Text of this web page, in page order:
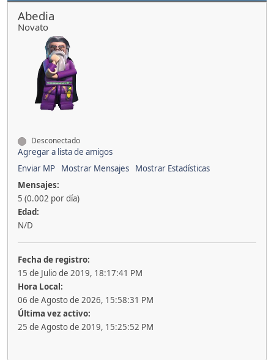
Abedia
Novato
Desconectado
Agregar a lista de amigos
Enviar MP
Mostrar Mensajes
Mostrar Estadísticas
Mensajes:
5 (0.002 por día)
Edad:
N/D
Fecha de registro:
15 de Julio de 2019, 18:17:41 PM
Hora Local:
06 de Agosto de 2026, 15:58:31 PM
Última vez activo:
25 de Agosto de 2019, 15:25:52 PM